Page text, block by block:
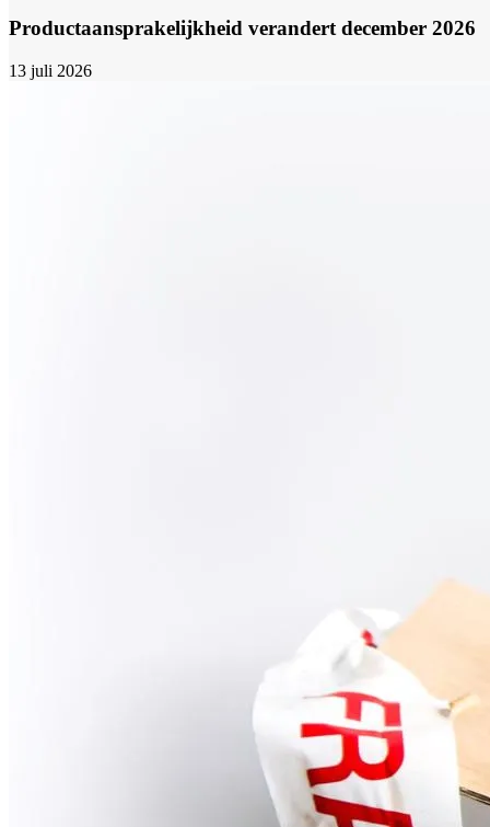
Productaansprakelijkheid verandert december 2026
13 juli 2026